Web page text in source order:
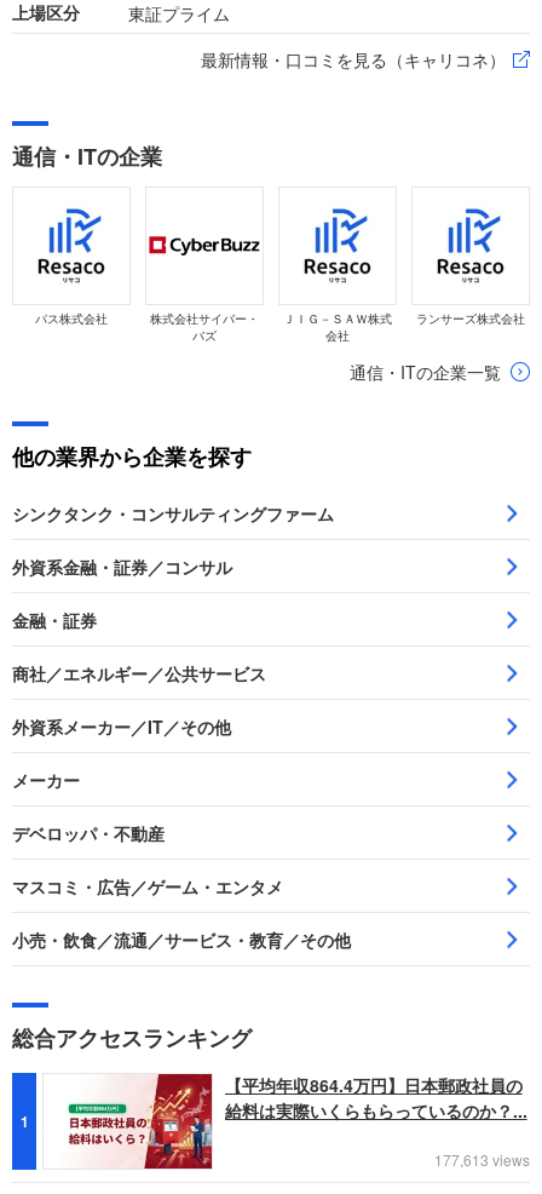
上場区分
東証プライム
最新情報・口コミを見る（キャリコネ）
通信・ITの企業
パス株式会社
株式会社サイバー・
バズ
ＪＩＧ－ＳＡＷ株式
会社
ランサーズ株式会社
通信・ITの企業一覧
他の業界から企業を探す
シンクタンク・コンサルティングファーム
外資系金融・証券／コンサル
金融・証券
商社／エネルギー／公共サービス
外資系メーカー／IT／その他
メーカー
デベロッパ・不動産
マスコミ・広告／ゲーム・エンタメ
小売・飲食／流通／サービス・教育／その他
総合アクセスランキング
1
【平均年収864.4万円】日本郵政社員の
給料は実際いくらもらっているのか？...
177,613 views